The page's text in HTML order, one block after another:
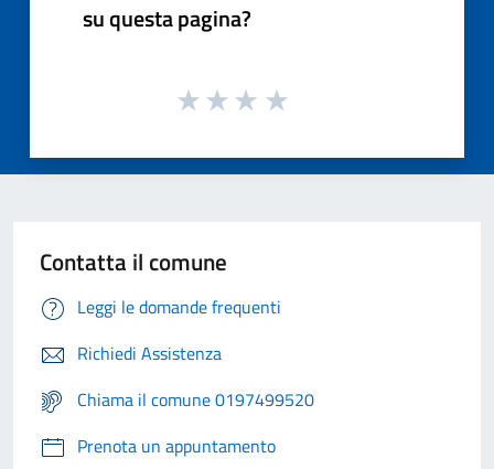
su questa pagina?
Contatta il comune
Leggi le domande frequenti
Richiedi Assistenza
Chiama il comune 0197499520
Prenota un appuntamento